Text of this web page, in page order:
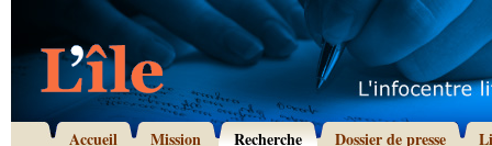
Accueil Mission Recherche Dossier de presse